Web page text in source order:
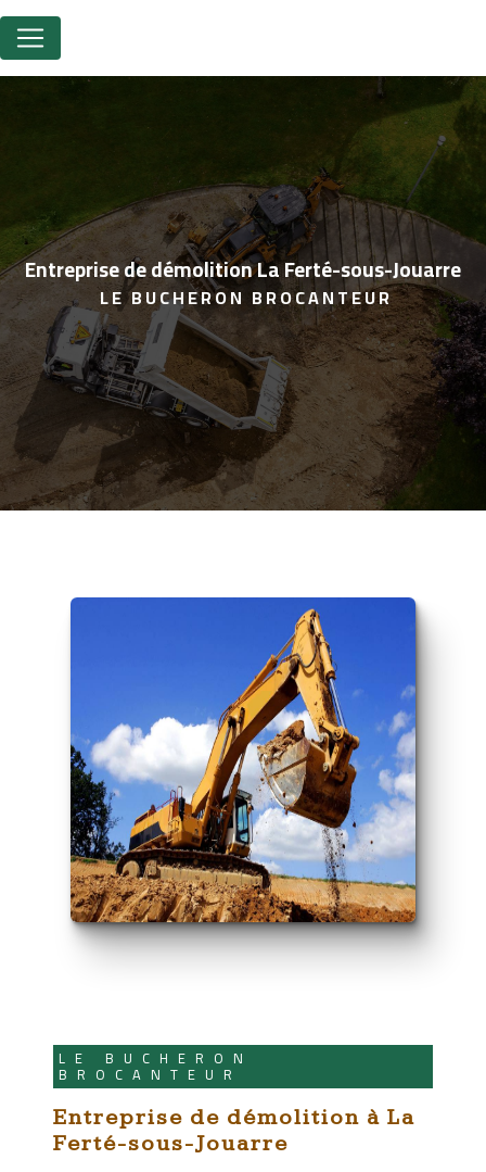
entreprise de démolition La Ferté-sous-Jouarre
LE BUCHERON BROCANTEUR
LE BUCHERON
BROCANTEUR
entreprise de démolition à La
Ferté-sous-Jouarre
Panneau de gestion des cookies